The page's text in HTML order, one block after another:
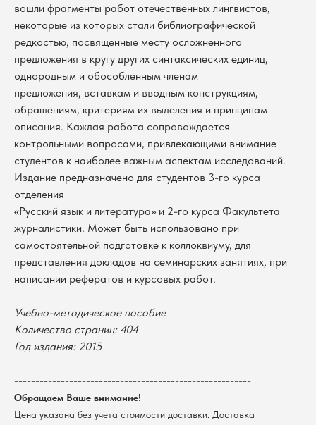
вошли фрагменты работ отечественных лингвистов,
некоторые из которых стали библиографической
редкостью, посвященные месту осложненного
предложения в кругу других синтаксических единиц,
однородным и обособленным членам
предложения, вставкам и вводным конструкциям,
обращениям, критериям их выделения и принципам
описания. Каждая работа сопровождается
контрольными вопросами, привлекающими внимание
студентов к наиболее важным аспектам исследований.
Издание предназначено для студентов 3-го курса
отделения
«Русский язык и литература» и 2-го курса Факультета
журналистики. Может быть использовано при
самостоятельной подготовке к коллоквиуму, для
представления докладов на семинарских занятиях, при
написании рефератов и курсовых работ.
Учебно-методическое пособие
Количество страниц: 404
Год издания: 2015
--------------------------------------------------------
Обращаем Ваше внимание!
Цена указана без учета стоимости доставки. Доставка
В каталог
Политика обработки персональных данных
университет
г. Новосибирск, ул. Пирогова, 3
КПП 540801001